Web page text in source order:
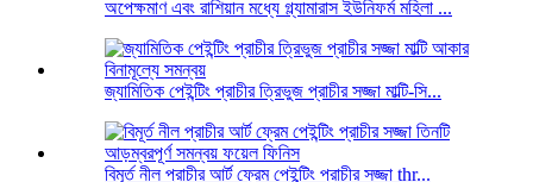
অপেক্ষমাণ এবং রাশিয়ান মধ্যে গ্ল্যামারাস ইউনিফর্ম মহিলা ...
জ্যামিতিক পেইন্টিং প্রাচীর ত্রিভুজ প্রাচীর সজ্জা মাল্টি-সি...
বিমূর্ত নীল প্রাচীর আর্ট ফ্রেম পেইন্টিং প্রাচীর সজ্জা thr...